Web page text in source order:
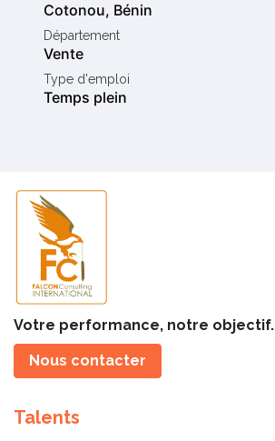
Cotonou, Bénin
Département
Vente
Type d'emploi
Temps plein
Votre performance, notre objectif.
Nous contacter
Talents